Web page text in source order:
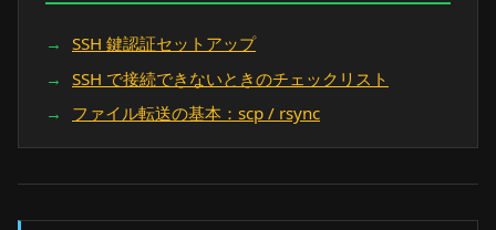
SSH 鍵認証セットアップ
SSH で接続できないときのチェックリスト
ファイル転送の基本：scp / rsync